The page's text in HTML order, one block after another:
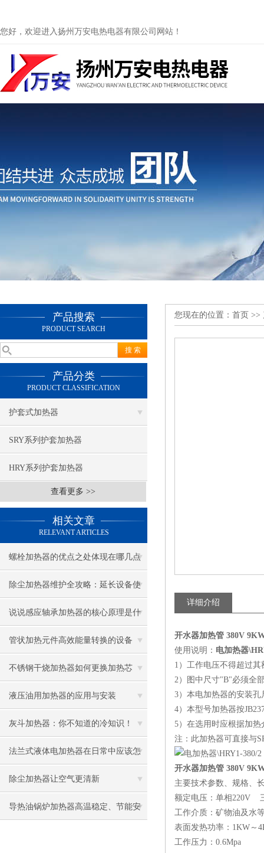
您好，欢迎进入扬州万安电热电器有限公司网站！
产品搜索
PRODUCT SEARCH
产品分类
PRODUCT CLASSIFICATION
护套式加热器
SRY系列护套加热器
HRY系列护套加热器
查看更多 >>
相关文章
RELEVANT ARTICLES
螺栓加热器的优点之处体现在哪几点
除尘加热器维护全攻略：延长设备使
用寿命
说说感应轴承加热器的核心原理是什
么呢
管状加热元件高效能量转换的设备
不锈钢干烧加热器如何更换加热芯
液压油用加热器的应用与安装
灰斗加热器：你不知道的冷知识！
法兰式液体电加热器在日常中应该怎
样维护保养呢
除尘加热器让空气更清新
导热油锅炉加热器高温稳定、节能安
您现在的位置： 首页 >>
详细介绍
开水器加热管 380V
使用说明： 电加热器
1） 工作电压不得超过其
2）
图中尺寸"B"必须全
3） 本电加热器的安装孔
4） 本型号加热器按
5） 在选用时应根据加
注：此加热器可直接与
开水器加热管 380V
主要技术参数、规格、
额定电压：单相220V
工作介质：矿物油及水
表面发热功率： 1KW ～
工作压力： 0.6Mpa